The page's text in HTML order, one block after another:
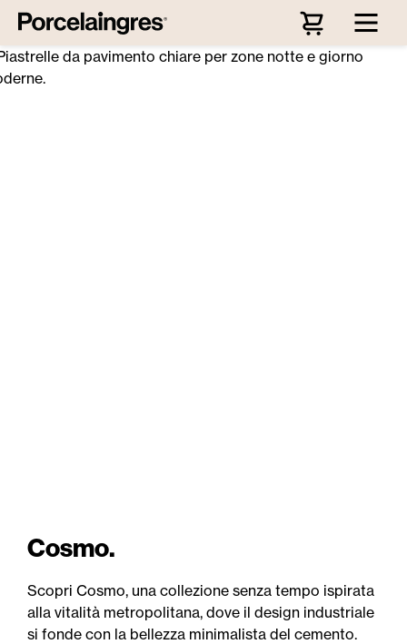
Passa al contenuto principale
Cosmo.
Scopri Cosmo, una collezione senza tempo ispirata
alla vitalità metropolitana, dove il design industriale
si fonde con la bellezza minimalista del cemento.